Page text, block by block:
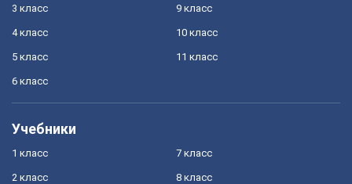
3 класс
4 класс
5 класс
6 класс
9 класс
10 класс
11 класс
Учебники
1 класс
2 класс
7 класс
8 класс